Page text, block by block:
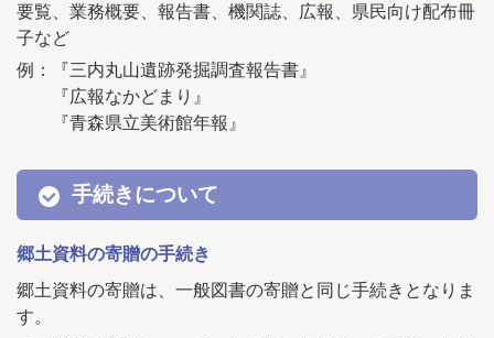
要覧、業務概要、報告書、機関誌、広報、県民向け配布冊
子など
例：『三内丸山遺跡発掘調査報告書』
『広報なかどまり』
『青森県立美術館年報』
手続きについて
郷土資料の寄贈の手続き
郷土資料の寄贈は、一般図書の寄贈と同じ手続きとなりま
す。